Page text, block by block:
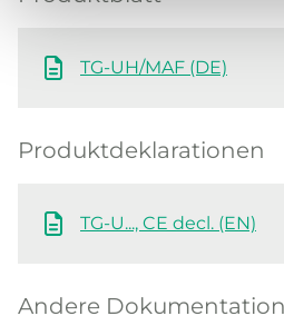
TG-UH/MAF (DE)
Produktdeklarationen
TG-U..., CE decl. (EN)
Andere Dokumentation